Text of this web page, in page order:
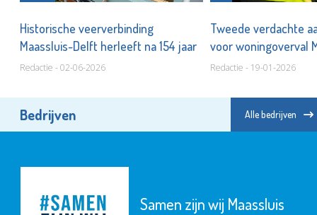
Historische veerverbinding
Maassluis-Delft herleeft na 154 jaar
Redactie - 02-06-2026
Tweede verdachte
voor woningoverval
Redactie - 19-01-2026
Bedrijven Alle bedrijven
Samen zijn wij Maassluis